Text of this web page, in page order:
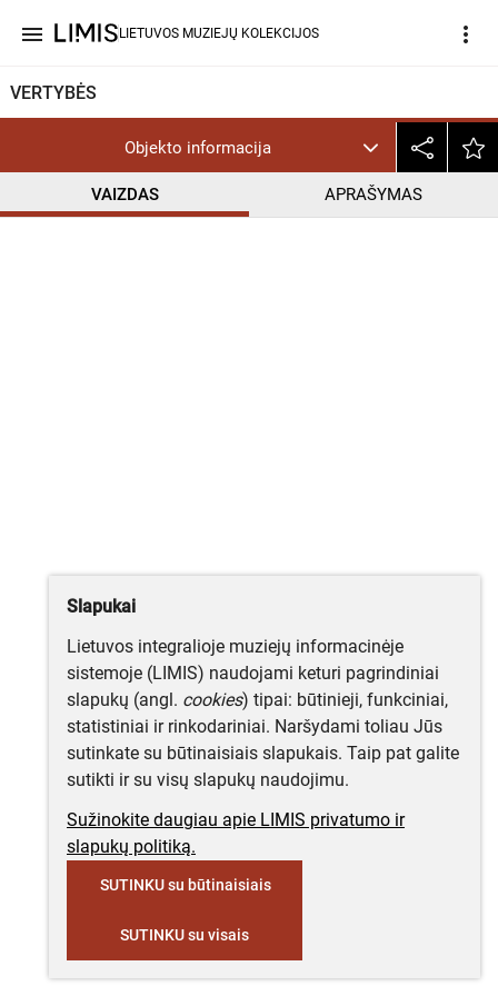
menu LIETUVOS MUZIEJŲ KOLEKCIJOS more_vert
VERTYBĖS
Objekto informacija
VAIZDAS APRAŠYMAS
Slapukai
Lietuvos integralioje muziejų informacinėje
sistemoje (LIMIS) naudojami keturi pagrindiniai
slapukų (angl. cookies) tipai: būtinieji, funkciniai,
statistiniai ir rinkodariniai. Naršydami toliau Jūs
sutinkate su būtinaisiais slapukais. Taip pat galite
sutikti ir su visų slapukų naudojimu.
Sužinokite daugiau apie LIMIS privatumo ir
slapukų politiką.
SUTINKU su būtinaisiais
SUTINKU su visais